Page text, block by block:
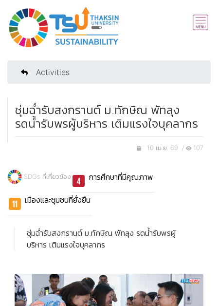
Activities
ชุ่มฉ่ำรับสงกรานต์ ม.ทักษิณ พัทลุง
รดน้ำรับพรผู้บริหาร เติมแรงใจบุคลากร
10 เม.ย. 69 / 107
SDGs ที่เกี่ยวข้อง การศึกษาที่มีคุณภาพ
เมืองและชุมชนที่ยั่งยืน
ชุ่มฉ่ำรับสงกรานต์ ม.ทักษิณ พัทลุง รดน้ำรับพรผู้
บริหาร เติมแรงใจบุคลากร